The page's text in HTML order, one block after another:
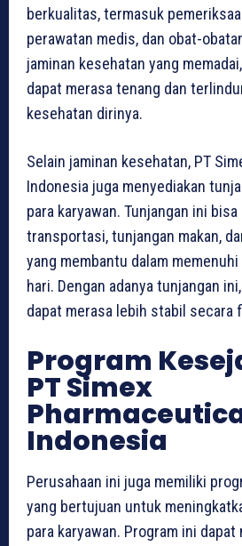
berkualitas, termasuk
perawatan medis, dan obat-
jaminan kesehatan yang
dapat merasa tenang dan
kesehatan dirinya.
Selain jaminan kesehatan, PT
Indonesia juga menyediakan
para karyawan. Tunjangan ini
transportasi, tunjangan makan,
yang membantu dalam
hari. Dengan adanya tunjangan
dapat merasa lebih stabil secara
Program
PT Simex
Indonesia
Perusahaan ini juga memiliki
yang bertujuan untuk
para karyawan. Program ini